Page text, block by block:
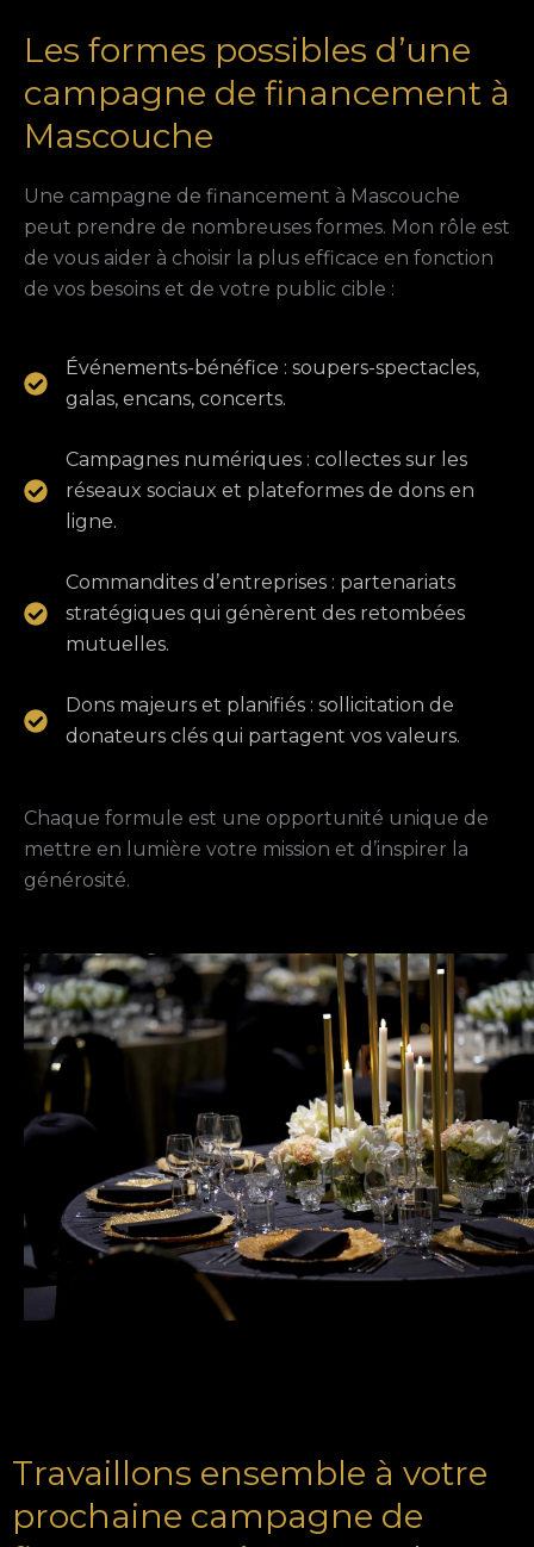
Les formes possibles d’une
campagne de financement à
Mascouche
Une campagne de financement à Mascouche
peut prendre de nombreuses formes. Mon rôle est
de vous aider à choisir la plus efficace en fonction
de vos besoins et de votre public cible :
Événements-bénéfice : soupers-spectacles,
galas, encans, concerts.
Campagnes numériques : collectes sur les
réseaux sociaux et plateformes de dons en
ligne.
Commandites d’entreprises : partenariats
stratégiques qui génèrent des retombées
mutuelles.
Dons majeurs et planifiés : sollicitation de
donateurs clés qui partagent vos valeurs.
Chaque formule est une opportunité unique de
mettre en lumière votre mission et d’inspirer la
générosité.
Travaillons ensemble à votre
prochaine campagne de